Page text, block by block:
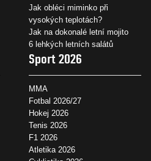
Jak obléci miminko při
vysokých teplotách?
Jak na dokonalé letní mojito
6 lehkých letních salátů
Sport 2026
MMA
Fotbal 2026/27
Hokej 2026
Tenis 2026
F1 2026
Atletika 2026